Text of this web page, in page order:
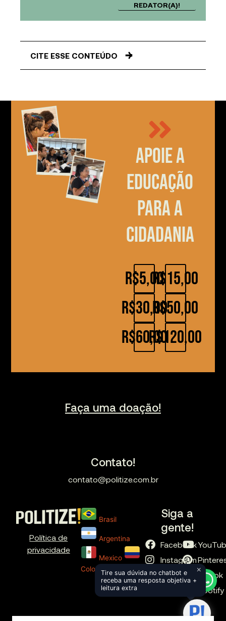
REDATOR(A)!
CITE ESSE CONTEÚDO
Apoie a
educação
para a
cidadania
R$5,00
R$30,00
R$60,00
R$15,00
R$50,00
R$120,00
Faça uma doação!
Contato!
contato@politize.com.br
Política de
privacidade
Brasil
Argentina
Mexico
Colombia
Siga a
gente!
Facebook
Instagram
X
TikTok
Spotify
Tire sua dúvida no chatbot e
receba uma resposta objetiva +
leitura extra
×